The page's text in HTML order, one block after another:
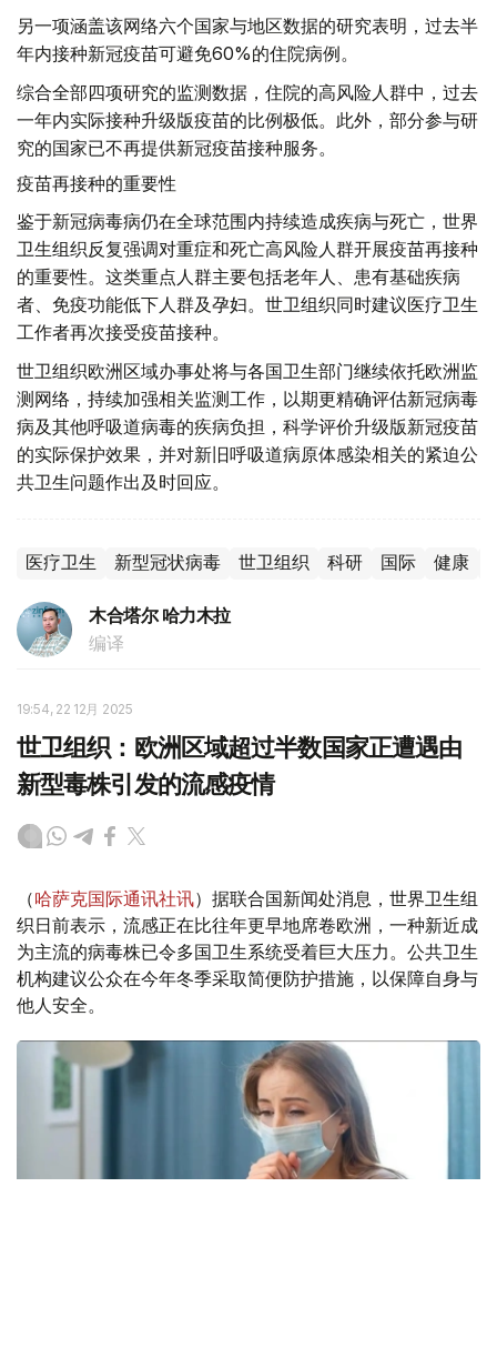
另一项涵盖该网络六个国家与地区数据的研究表明，过去半
年内接种新冠疫苗可避免60%的住院病例。
综合全部四项研究的监测数据，住院的高风险人群中，过去
一年内实际接种升级版疫苗的比例极低。此外，部分参与研
究的国家已不再提供新冠疫苗接种服务。
疫苗再接种的重要性
鉴于新冠病毒病仍在全球范围内持续造成疾病与死亡，世界
卫生组织反复强调对重症和死亡高风险人群开展疫苗再接种
的重要性。这类重点人群主要包括老年人、患有基础疾病
者、免疫功能低下人群及孕妇。世卫组织同时建议医疗卫生
工作者再次接受疫苗接种。
世卫组织欧洲区域办事处将与各国卫生部门继续依托欧洲监
测网络，持续加强相关监测工作，以期更精确评估新冠病毒
病及其他呼吸道病毒的疾病负担，科学评价升级版新冠疫苗
的实际保护效果，并对新旧呼吸道病原体感染相关的紧迫公
共卫生问题作出及时回应。
医疗卫生 新型冠状病毒 世卫组织 科研 国际 健康
木合塔尔 哈力木拉
编译
19:54, 22 12月 2025
世卫组织：欧洲区域超过半数国家正遭遇由
新型毒株引发的流感疫情
（哈萨克国际通讯社讯）据联合国新闻处消息，世界卫生组
织日前表示，流感正在比往年更早地席卷欧洲，一种新近成
为主流的病毒株已令多国卫生系统受着巨大压力。公共卫生
机构建议公众在今年冬季采取简便防护措施，以保障自身与
他人安全。